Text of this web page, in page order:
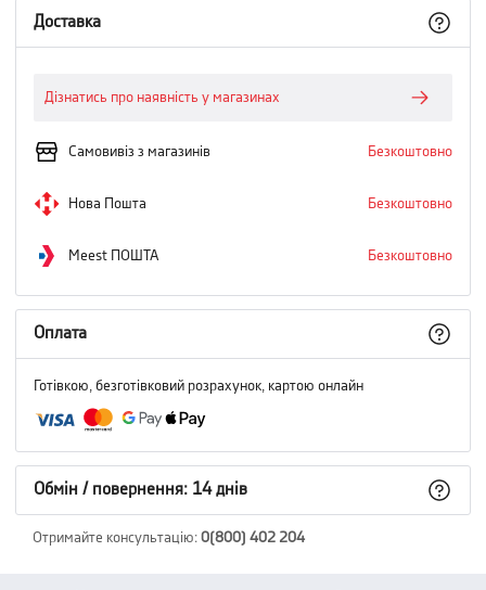
Доставка
Дізнатись про наявність у магазинах
Самовивіз з магазинів Безкоштовно
Нова Пошта Безкоштовно
Meest ПОШТА Безкоштовно
Оплата
Готівкою, безготівковий розрахунок, картою онлайн
Обмін / повернення: 14 днів
Отримайте консультацію: 0(800) 402 204